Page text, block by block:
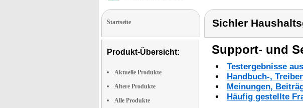
Startseite
Produkt-Übersicht:
Aktuelle Produkte
Ältere Produkte
Alle Produkte
Sichler
Support- und
Testergebnisse
Handbuch-,
Meinungen,
Häufig gestellte